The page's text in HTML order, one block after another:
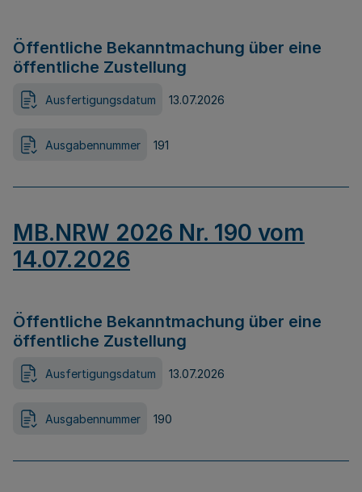
Öffentliche Bekanntmachung über eine
öffentliche Zustellung
Ausfertigungsdatum 13.07.2026
Ausgabennummer 191
MB.NRW 2026 Nr. 190 vom
14.07.2026
Öffentliche Bekanntmachung über eine
öffentliche Zustellung
Ausfertigungsdatum 13.07.2026
Ausgabennummer 190